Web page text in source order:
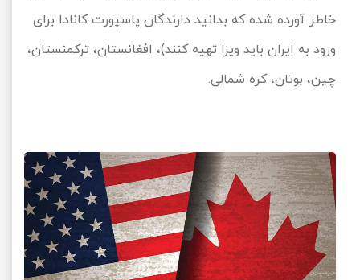
خاطر آورده شده که بدانید دارندگان پاسپورت کانادا برای
ورود به ایران باید ویزا تهیه کنند)، افغانستان، ترکمنستان،
چین، بوتان، کره شمالی.